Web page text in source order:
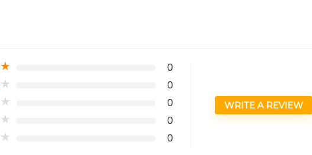
★ 0
★ 0
★ 0
★ 0
★ 0
WRITE A REVIEW